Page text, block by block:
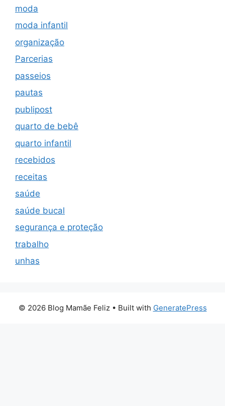
moda
moda infantil
organização
Parcerias
passeios
pautas
publipost
quarto de bebê
quarto infantil
recebidos
receitas
saúde
saúde bucal
segurança e proteção
trabalho
unhas
© 2026 Blog Mamãe Feliz• Built with GeneratePress